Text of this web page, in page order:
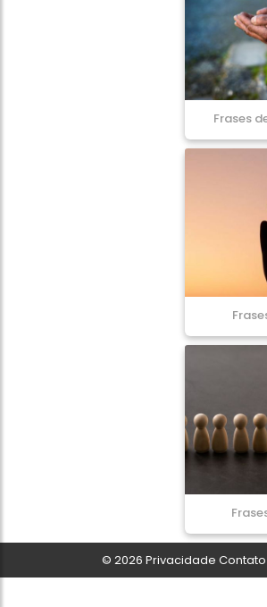
Frases
© 2026 Privacidade Contato